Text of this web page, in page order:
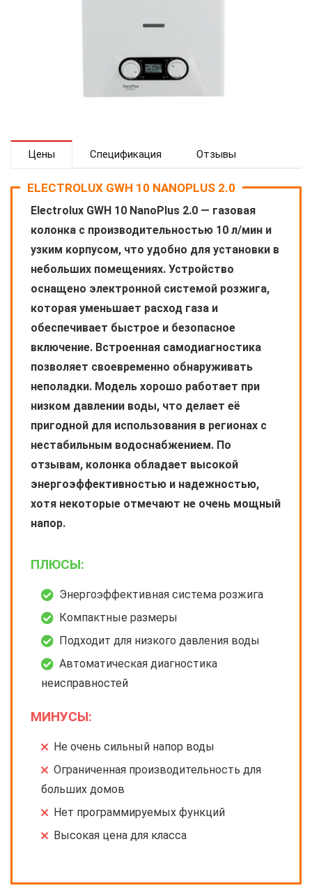
Цены Спецификация Отзывы
ELECTROLUX GWH 10 NANOPLUS 2.0
Electrolux GWH 10 NanoPlus 2.0 — газовая
колонка с производительностью 10 л/мин и
узким корпусом, что удобно для установки в
небольших помещениях. Устройство
оснащено электронной системой розжига,
которая уменьшает расход газа и
обеспечивает быстрое и безопасное
включение. Встроенная самодиагностика
позволяет своевременно обнаруживать
неполадки. Модель хорошо работает при
низком давлении воды, что делает её
пригодной для использования в регионах с
нестабильным водоснабжением. По
отзывам, колонка обладает высокой
энергоэффективностью и надежностью,
хотя некоторые отмечают не очень мощный
напор.
ПЛЮСЫ:
Энергоэффективная система розжига
Компактные размеры
Подходит для низкого давления воды
Автоматическая диагностика
неисправностей
МИНУСЫ:
Не очень сильный напор воды
Ограниченная производительность для
больших домов
Нет программируемых функций
Высокая цена для класса